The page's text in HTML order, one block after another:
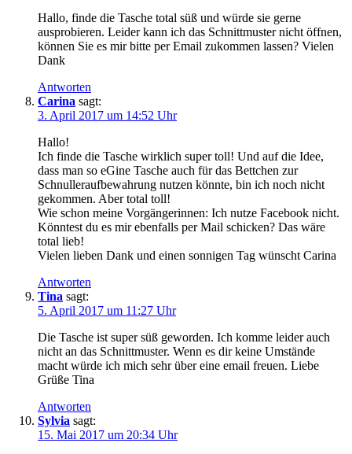
Hallo, finde die Tasche total süß und würde sie gerne
ausprobieren. Leider kann ich das Schnittmuster nicht öffnen,
können Sie es mir bitte per Email zukommen lassen? Vielen
Dank
Antworten
Carina sagt:
3. April 2017 um 14:52 Uhr
Hallo!
Ich finde die Tasche wirklich super toll! Und auf die Idee,
dass man so eGine Tasche auch für das Bettchen zur
Schnulleraufbewahrung nutzen könnte, bin ich noch nicht
gekommen. Aber total toll!
Wie schon meine Vorgängerinnen: Ich nutze Facebook nicht.
Könntest du es mir ebenfalls per Mail schicken? Das wäre
total lieb!
Vielen lieben Dank und einen sonnigen Tag wünscht Carina
Antworten
Tina sagt:
5. April 2017 um 11:27 Uhr
Die Tasche ist super süß geworden. Ich komme leider auch
nicht an das Schnittmuster. Wenn es dir keine Umstände
macht würde ich mich sehr über eine email freuen. Liebe
Grüße Tina
Antworten
Sylvia sagt:
15. Mai 2017 um 20:34 Uhr